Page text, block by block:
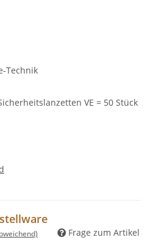
Technik
VE = 50 Stück
Frage zum Artikel